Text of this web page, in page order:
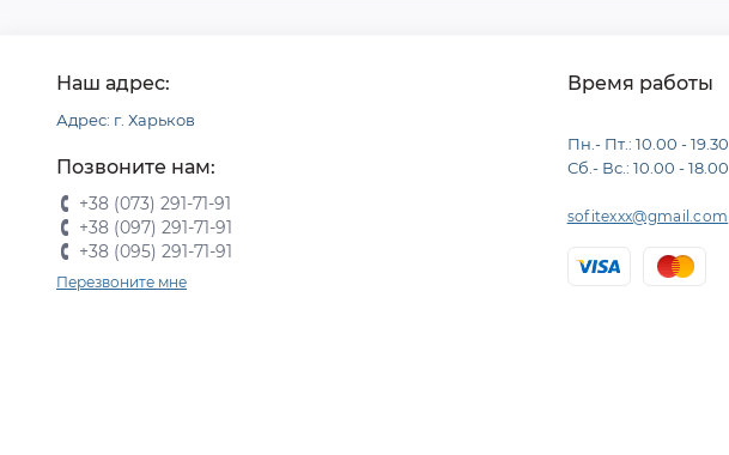
Наш адрес:
Адрес: г. Харьков
Позвоните нам:
+38 (073) 291-71-91
+38 (097) 291-71-91
+38 (095) 291-71-91
Перезвоните мне
Время работы
Пн.- Пт.: 10.00 - 19.30
Сб.- Вс.: 10.00 - 18.00
sofitexxx@gmail.com